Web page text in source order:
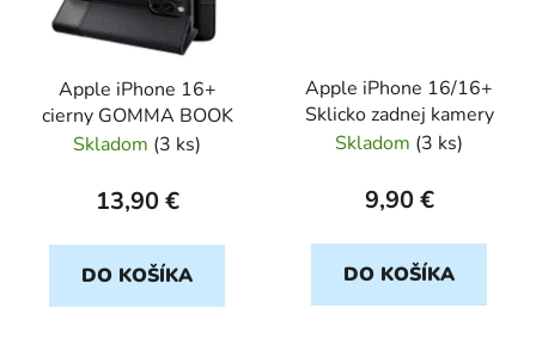
Apple iPhone 16+
cierny GOMMA BOOK
Skladom (3 ks)
13,90 €
DO KOŠÍKA
Apple iPhone 16/16+
Sklicko zadnej kamery
Skladom (3 ks)
9,90 €
DO KOŠÍKA